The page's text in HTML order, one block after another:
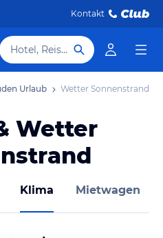
Kontakt
Hotel, Reiseziel
Urlaub Wetter Sonnenstrand
Wetter
Klima Mietwagen